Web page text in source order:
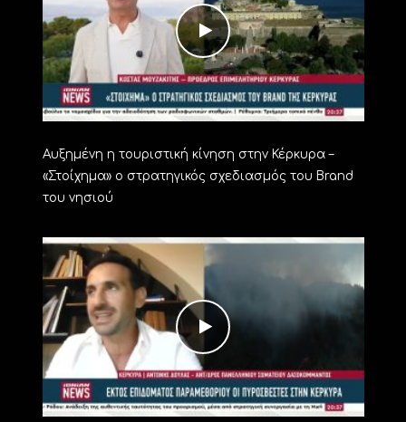
Αυξημένη η τουριστική κίνηση στην Κέρκυρα –
«Στοίχημα» ο στρατηγικός σχεδιασμός του Brand
του νησιού